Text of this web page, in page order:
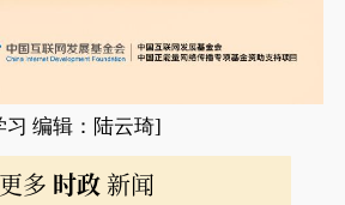
习 编辑：陆云琦]
更多 时政新闻